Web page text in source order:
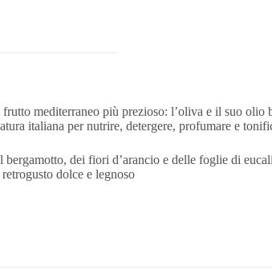
più prezioso: l’oliva e il suo olio
italiana per nutrire, detergere, profumare e
dei fiori d’arancio e delle foglie di
dolce e legnoso